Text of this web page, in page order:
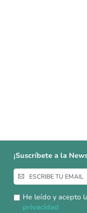
¡Suscríbete a la
Inscríbase
a
nuestro
boletín
He leído y acepto
privacidad